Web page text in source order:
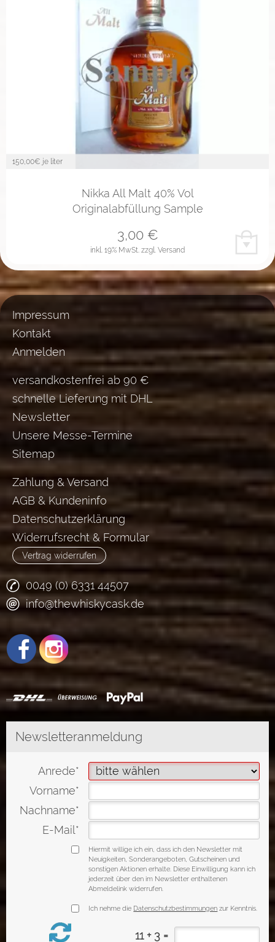
150,00€ je liter
Nikka All Malt 40% Vol
Originalabfüllung Sample
inkl. 19% MwSt. zzgl. Versand
3,00€
Impressum
Kontakt
Anmelden
versandkostenfrei ab 90 €
schnelle Lieferung mit DHL
Newsletter
Unsere Messe-Termine
Sitemap
Zahlung & Versand
AGB & Kundeninfo
Datenschutzerklärung
Widerrufsrecht & Formular
Vertrag widerrufen
0049 (0) 6331 44507
info@thewhiskycask.de